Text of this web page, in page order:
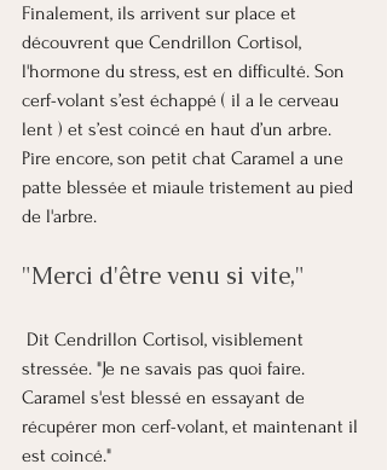
Finalement, ils arrivent sur place et
découvrent que Cendrillon Cortisol,
l'hormone du stress, est en difficulté. Son
cerf-volant s’est échappé ( il a le cerveau
lent ) et s’est coincé en haut d’un arbre.
Pire encore, son petit chat Caramel a une
patte blessée et miaule tristement au pied
de l'arbre.
"Merci d'être venu si vite,"
stressée. "Je ne savais pas quoi faire.
Caramel s'est blessé en essayant de
récupérer mon cerf-volant, et maintenant il
est coincé."